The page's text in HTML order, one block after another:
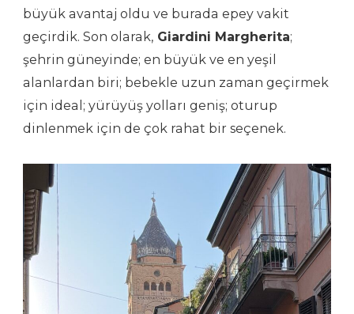
büyük avantaj oldu ve burada epey vakit
geçirdik. Son olarak, Giardini Margherita;
şehrin güneyinde; en büyük ve en yeşil
alanlardan biri; bebekle uzun zaman geçirmek
için ideal; yürüyüş yolları geniş; oturup
dinlenmek için de çok rahat bir seçenek.